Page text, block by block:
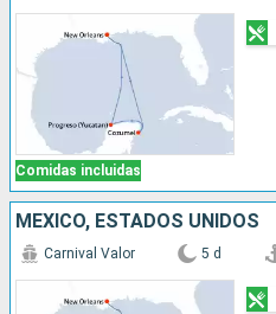
Comidas incluidas
MÉXICO, ESTADOS UNIDOS
Carnival Valor 5 d